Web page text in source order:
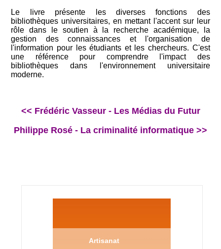
Le livre présente les diverses fonctions des
bibliothèques universitaires, en mettant l'accent sur leur
rôle dans le soutien à la recherche académique, la
gestion des connaissances et l'organisation de
l'information pour les étudiants et les chercheurs. C'est
une référence pour comprendre l'impact des
bibliothèques dans l'environnement universitaire
moderne.
<< Frédéric Vasseur - Les Médias du Futur
Philippe Rosé - La criminalité informatique >>
Artisanat